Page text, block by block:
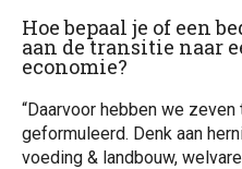
Hoe bepaal je of een
aan de transitie naar
economie?
“Daarvoor hebben we zeven
geformuleerd. Denk aan
voeding & landbouw,